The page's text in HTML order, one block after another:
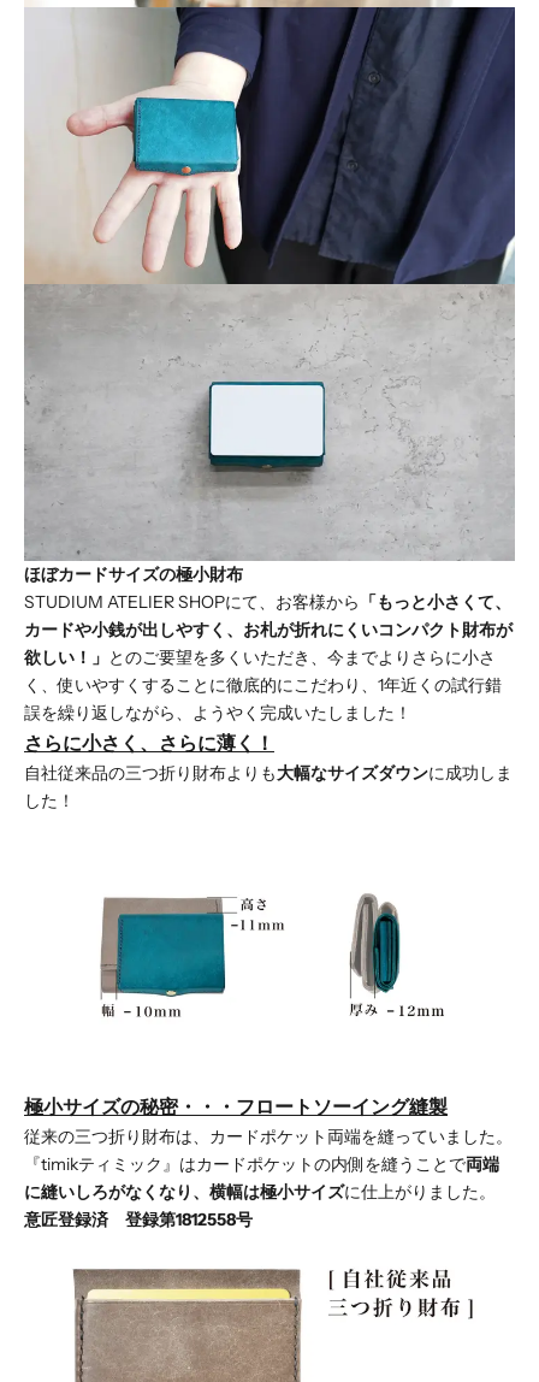
ほぼカードサイズの極小財布
STUDIUM ATELIER SHOPにて、お客様から 「もっと小さくて、
カードや小銭が出しやすく、お札が折れにくいコンパクト財布が
欲しい！」 とのご要望を多くいただき、今までよりさらに小さ
く、使いやすくすることに徹底的にこだわり、1年近くの試行錯
誤を繰り返しながら、ようやく完成いたしました！
さらに小さく、さらに薄く！
自社従来品の三つ折り財布よりも大幅なサイズダウンに成功しま
した！
極小サイズの秘密・・・ フロートソーイング縫製
従来の三つ折り財布は、カードポケット両端を縫っていました。
『timikティミック』はカードポケットの内側を縫うことで両端
に縫いしろがなくなり、横幅は極小サイズに仕上がりました。
意匠登録済 登録第1812558号